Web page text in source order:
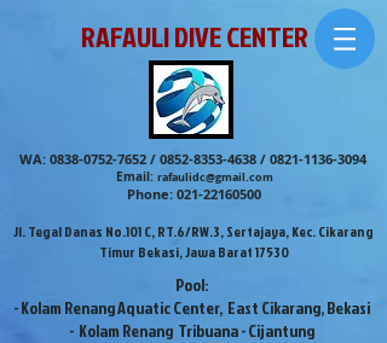
RAFAULI DIVE CENTER
WA: 0838-0752-7652/ 0852-8353-4638/ 0821-1136-3094
Email: rafaulidc@gmail.com
Phone: 021-22160500
Jl. Tegal Danas No.101 C, RT.6/RW.3, Sertajaya, Kec. Cikarang
Timur Bekasi, Jawa Barat 17530
Pool:
- Kolam Renang Aquatic Center, East Cikarang, Bekasi
- Kolam Renang Tribuana - Cijantung